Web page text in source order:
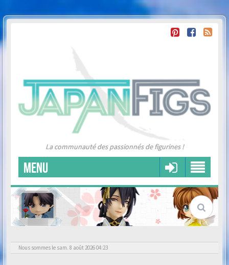
La communauté des passionnés de figurines !
MENU
Nous sommes le sam. 8 août 2026 04:23